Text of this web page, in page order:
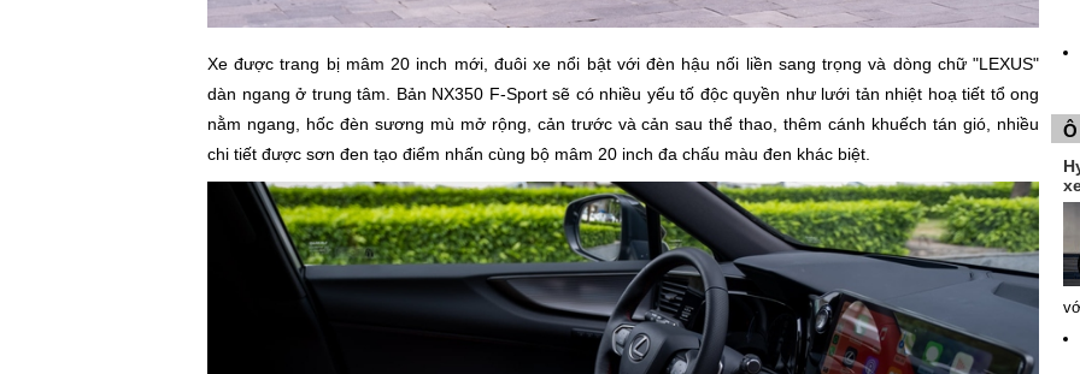
Xe được trang bị mâm 20 inch mới, đuôi xe nổi bật với đèn hậu nối liền sang trọng và dòng chữ "LEXUS"
dàn ngang ở trung tâm. Bản NX350 F-Sport sẽ có nhiều yếu tố độc quyền như lưới tản nhiệt hoạ tiết tổ ong
nằm ngang, hốc đèn sương mù mở rộng, cản trước và cản sau thể thao, thêm cánh khuếch tán gió, nhiều
chi tiết được sơn đen tạo điểm nhấn cùng bộ mâm 20 inch đa chấu màu đen khác biệt.